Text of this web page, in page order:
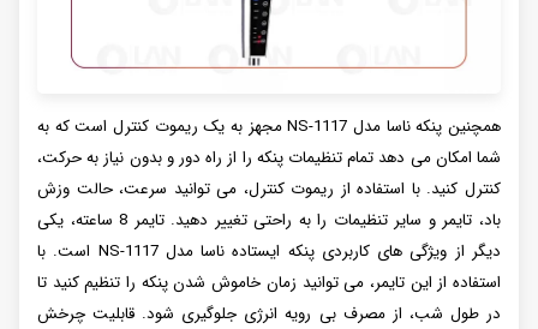
همچنین پنکه ناسا مدل NS-1117 مجهز به یک ریموت کنترل است که به
شما امکان می دهد تمام تنظیمات پنکه را از راه دور و بدون نیاز به حرکت،
کنترل کنید. با استفاده از ریموت کنترل، می توانید سرعت، حالت وزش
باد، تایمر و سایر تنظیمات را به راحتی تغییر دهید. تایمر 8 ساعته، یکی
دیگر از ویژگی های کاربردی پنکه ایستاده ناسا مدل NS-1117 است. با
استفاده از این تایمر، می توانید زمان خاموش شدن پنکه را تنظیم کنید تا
در طول شب، از مصرف بی رویه انرژی جلوگیری شود. قابلیت چرخش